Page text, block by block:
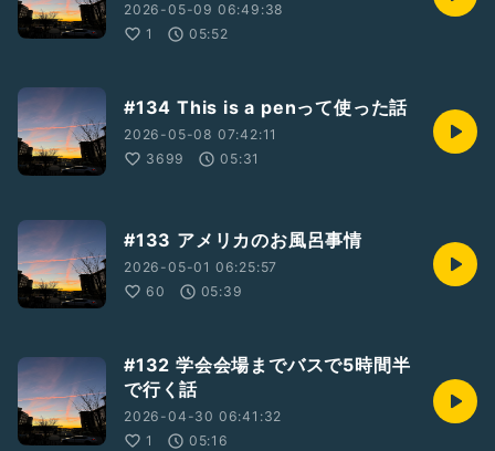
2026-05-09 06:49:38
1
05:52
#134 This is a penって使った話
2026-05-08 07:42:11
3699
05:31
#133 アメリカのお風呂事情
2026-05-01 06:25:57
60
05:39
#132 学会会場までバスで5時間半
で行く話
2026-04-30 06:41:32
1
05:16